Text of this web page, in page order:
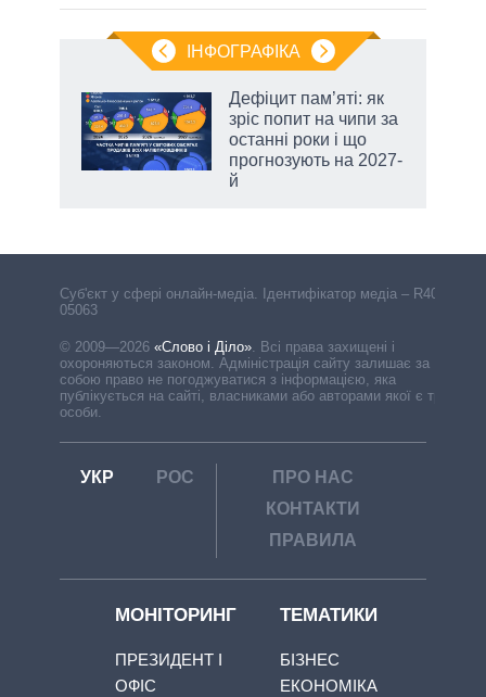
ІНФОГРАФІКА
Дефіцит пам’яті: як
зріс попит на чипи за
останні роки і що
прогнозують на 2027-
й
Cуб'єкт у сфері онлайн-медіа. Ідентифікатор медіа – R40-
05063
© 2009—2026 «Слово і Діло». Всі права захищені і
охороняються законом. Адміністрація сайту залишає за
собою право не погоджуватися з інформацією, яка
публікується на сайті, власниками або авторами якої є треті
особи.
УКР РОС
ПРО НАС
КОНТАКТИ
ПРАВИЛА
МОНІТОРИНГ
ПРЕЗИДЕНТ І
ОФІС
ТЕМАТИКИ
БІЗНЕС
ЕКОНОМІКА